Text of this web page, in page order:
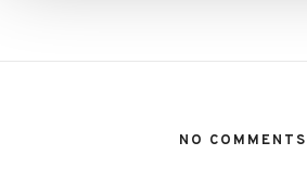
NO COMMENTS